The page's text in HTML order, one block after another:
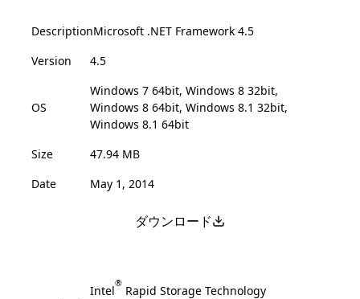
DescriptionMicrosoft .NET Framework 4.5
Version
4.5
OS
Windows 7 64bit, Windows 8 32bit,
Windows 8 64bit, Windows 8.1 32bit,
Windows 8.1 64bit
Size
47.94 MB
Date
May 1, 2014
ダウンロード
Intel® Rapid Storage Technology